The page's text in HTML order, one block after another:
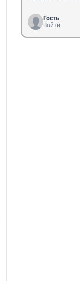
Гость
Войти